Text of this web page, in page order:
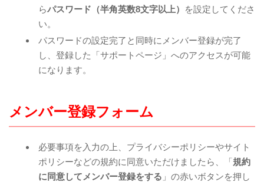
らパスワード（半角英数8文字以上）
を設定してくださ
い。
パスワードの設定完了と同時にメンバー登録が完了
し、登録した「サポートページ」へのアクセスが可能
になります。
メンバー登録フォーム
必要事項を入力の上、プライバシーポリシーやサイト
ポリシーなどの規約に同意いただけましたら、「規約
に同意して メンバー登録をする 」の赤いボタンを押し